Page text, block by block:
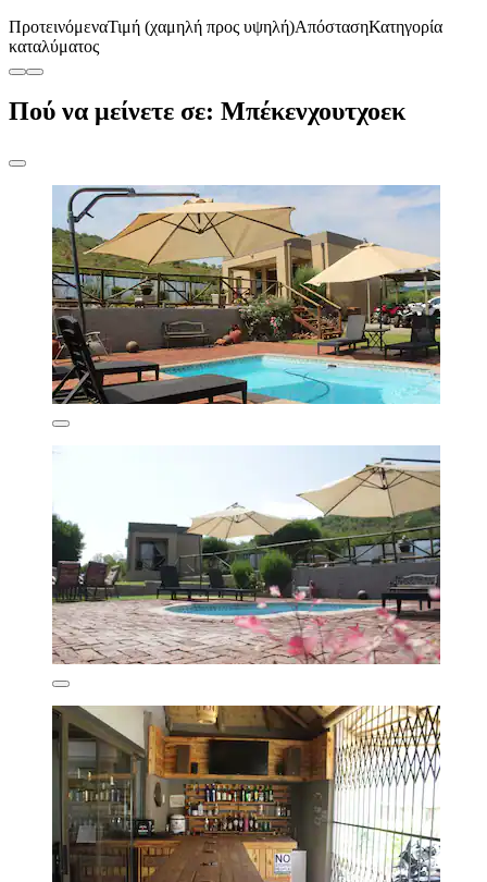
ΠροτεινόμεναΤιμή (χαμηλή προς υψηλή)ΑπόστασηΚατηγορία
καταλύματος
Πού να μείνετε σε: Μπέκενχουτχοεκ